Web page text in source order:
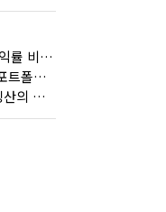
마이다스에셋, '황금' 수익률 비결은 '꾸준함'
KCGI운용, 성장주 압축포트폴리오로 새 길을 그리다
트러스톤, 행동주의는 빙산의 일각...진정한 힘은 '주식형 강자'